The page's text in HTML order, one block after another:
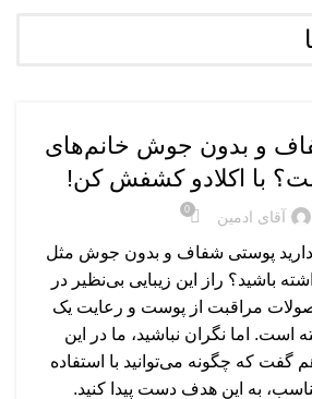
و بدون جوش خانم‌های
با اکلادو کشفش کن!
آقای ادمین 0
پوستی شفاف و بدون جوش مثل
باشید؟ راز این زیبایی بی‌نظیر در
مراقبت از پوست و رعایت یک
است. اما نگران نباشید، ما در این
گفت که چگونه می‌توانید با استفاده
به این هدف دست پیدا کنید.